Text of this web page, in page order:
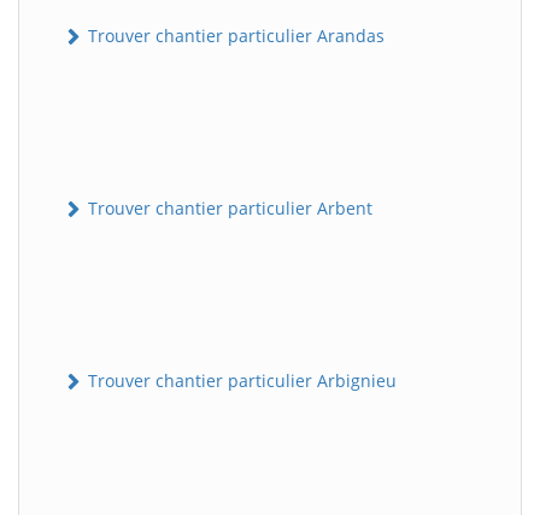
Trouver chantier particulier Arandas
Trouver chantier particulier Arbent
Trouver chantier particulier Arbignieu